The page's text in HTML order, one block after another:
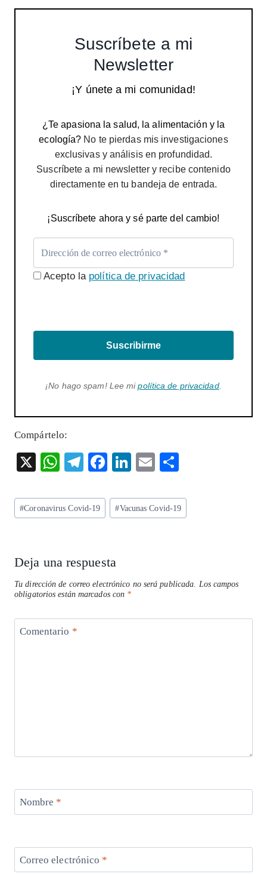
Suscríbete a mi
Newsletter
¡Y únete a mi comunidad!
¿Te apasiona la salud, la alimentación y la
ecología? No te pierdas mis investigaciones
exclusivas y análisis en profundidad.
Suscríbete a mi newsletter y recibe contenido
directamente en tu bandeja de entrada.
¡Suscríbete ahora y sé parte del cambio!
Acepto la política de privacidad
Suscribirme
¡No hago spam! Lee mipolítica de privacidad.
Compártelo:
X
W
ts
A
p
T
eg
ra
F
eb
o
k
Li
ke
dI
E
ai
l
re
Etiquetas
de
#Coronavirus Covid-19 #Vacunas Covid-19
Deja una respuesta
Tu dirección de correo electrónico no será publicada.
Los campos
obligatorios están marcados con *
Comentario *
Nombre *
Correo electrónico *